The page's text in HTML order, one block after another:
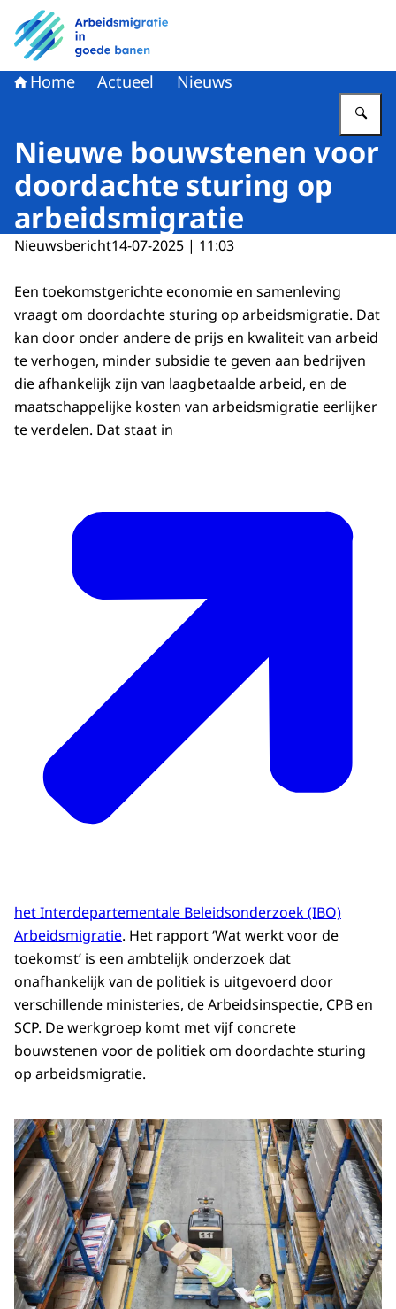
Naar de homepage van Arbeidsmigratie in goede banen
Home Actueel Nieuws
Nieuwe bouwstenen voor
doordachte sturing op
arbeidsmigratie
Nieuwsbericht14-07-2025 | 11:03
Een toekomstgerichte economie en samenleving
vraagt om doordachte sturing op arbeidsmigratie. Dat
kan door onder andere de prijs en kwaliteit van arbeid
te verhogen, minder subsidie te geven aan bedrijven
die afhankelijk zijn van laagbetaalde arbeid, en de
maatschappelijke kosten van arbeidsmigratie eerlijker
te verdelen. Dat staat in
het Interdepartementale Beleidsonderzoek (IBO)
Arbeidsmigratie. Het rapport ‘Wat werkt voor de
toekomst’ is een ambtelijk onderzoek dat
onafhankelijk van de politiek is uitgevoerd door
verschillende ministeries, de Arbeidsinspectie, CPB en
SCP. De werkgroep komt met vijf concrete
bouwstenen voor de politiek om doordachte sturing
op arbeidsmigratie.